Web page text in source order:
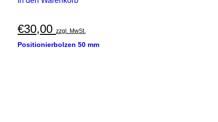
€30,00 zzgl. MwSt.
Positionierbolzen 50 mm